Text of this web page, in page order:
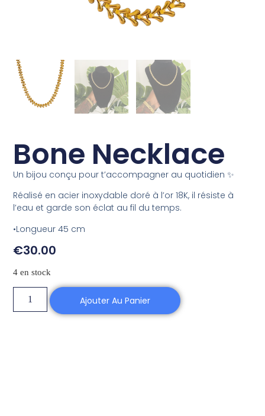
Bone Necklace
Un bijou conçu pour t’accompagner au quotidien ✨
Réalisé en acier inoxydable doré à l’or 18K, il résiste à
l’eau et garde son éclat au fil du temps.
•Longueur 45 cm
€30.00
4 en stock
Ajouter Au Panier